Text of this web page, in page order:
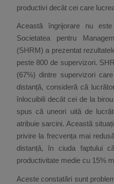
productivi decât cei care
Această îngrijorare nu
Societatea pentru
(SHRM) a prezentat
peste 800 de supervizori.
(67%) dintre supervizori
distanță, consideră că
înlocuibili decât cei de la
spus că uneori uită de
atribuie sarcini. Această
privire la frecvența mai
distanță, în ciuda faptului
productivitate medie cu 15%
Aceste constatări sunt